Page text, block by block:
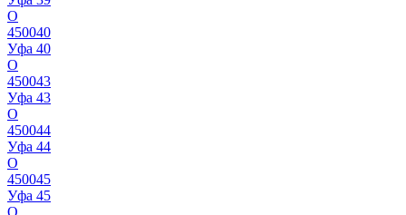
О
450040
Уфа 40
О
450043
Уфа 43
О
450044
Уфа 44
О
450045
Уфа 45
О